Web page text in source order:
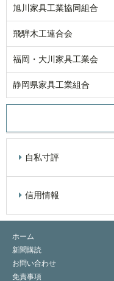
旭川家具工業協同組合
飛騨木工連合会
福岡・大川家具工業会
静岡県家具工業組合
自私寸評
信用情報
ホーム
新聞購読
お問い合わせ
免責事項